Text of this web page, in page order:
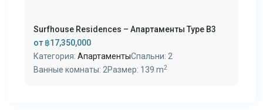
Surfhouse Residences – Апартаменты Type B3
от ฿17,350,000
Категория: АпартаментыСпальни: 2
Ванные комнаты: 2Размер: 139 m2